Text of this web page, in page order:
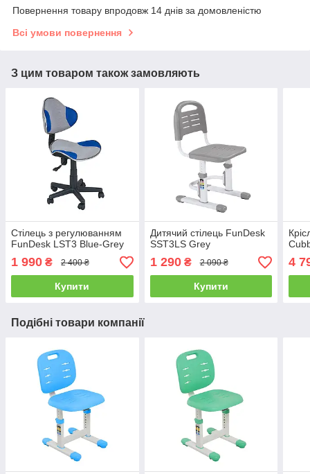
Повернення товару впродовж 14 днів за домовленістю
Всі умови повернення
З цим товаром також замовляють
Стілець з регулюванням
FunDesk LST3 Blue-Grey
1 990 ₴ 2 400 ₴
Купити
Дитячий стілець FunDesk
SST3LS Grey
1 290₴ 2 090 ₴
Купити
4
Подібні товари компанії